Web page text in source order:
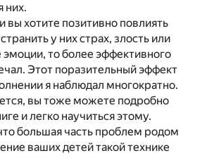
них.
вы хотите позитивно повлиять
у них страх, злость или
эмоции, то более эффективного
Этот поразительный эффект
я наблюдал многократно.
вы тоже можете подробно
и легко научиться этому.
большая часть проблем родом
ваших детей такой технике